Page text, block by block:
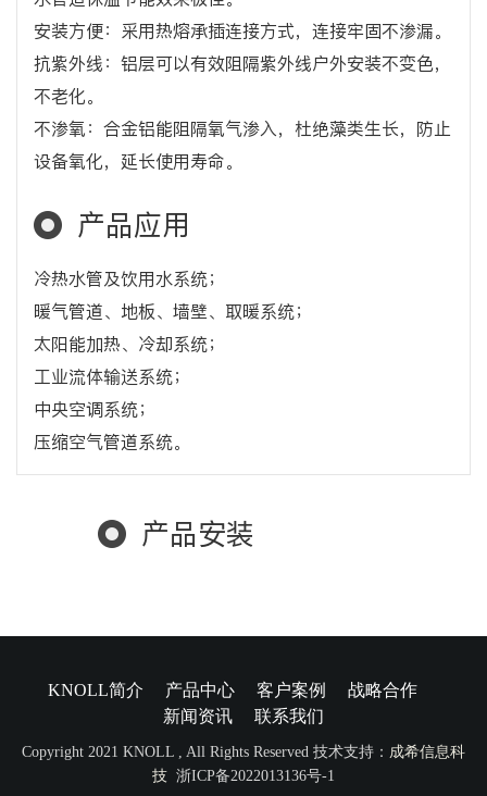
安装方便：采用热熔承插连接方式，连接牢固不渗漏。
抗紫外线：铝层可以有效阻隔紫外线户外安装不变色，
不老化。
不渗氧：合金铝能阻隔氧气渗入，杜绝藻类生长，防止
设备氧化，延长使用寿命。
产品应用
冷热水管及饮用水系统；
暖气管道、地板、墙壁、取暖系统；
太阳能加热、冷却系统；
工业流体输送系统；
中央空调系统；
压缩空气管道系统。
产品安装
KNOLL简介 产品中心 客户案例
战略合作
新闻资讯
联系我们
Copyright 2021 KNOLL , All Rights Reserved 技术支持： 成希信息科
技 浙ICP备2022013136号-1